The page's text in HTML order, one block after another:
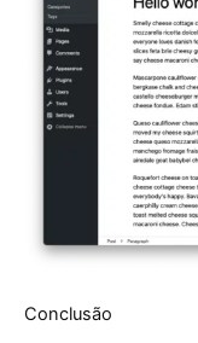
Conclusão